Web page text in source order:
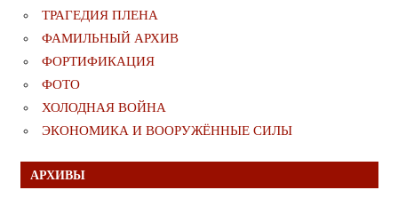
ТРАГЕДИЯ ПЛЕНА
ФАМИЛЬНЫЙ АРХИВ
ФОРТИФИКАЦИЯ
ФОТО
ХОЛОДНАЯ ВОЙНА
ЭКОНОМИКА И ВООРУЖЁННЫЕ СИЛЫ
АРХИВЫ